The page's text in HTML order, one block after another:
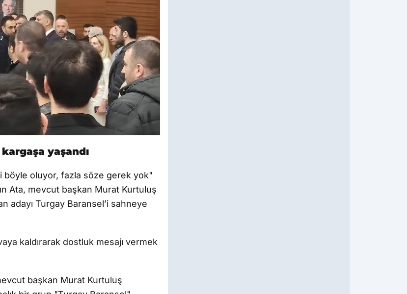
yaşandı
böyle oluyor, fazla söze gerek yok"
Ata, mevcut başkan Murat Kurtuluş
adayı Turgay Baransel’i sahneye
kaldırarak dostluk mesajı vermek
başkan Murat Kurtuluş